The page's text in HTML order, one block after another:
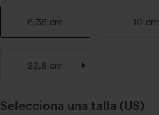
6,35 cm 10 cm
22,8 cm
Selecciona una talla (US)